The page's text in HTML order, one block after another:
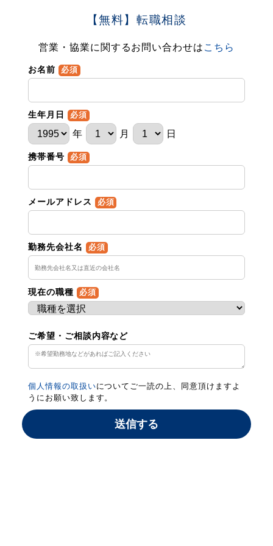
【無料】転職相談
営業・協業に関するお問い合わせは こちら
お名前 必須
生年月日 必須
年 月 日
携帯番号 必須
メールアドレス 必須
勤務先会社名 必須
現在の職種 必須
ご希望・ご相談内容など
個人情報の取扱いについてご一読の上、同意頂けますよ
うにお願い致します。